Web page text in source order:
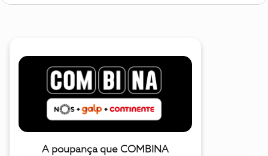
A poupança que COMBINA